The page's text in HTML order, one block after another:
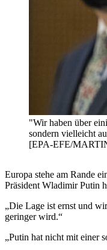
"Wir haben über
sondern vielleicht
[EPA-EFE/
Europa stehe am Rande
Präsident Wladimir Putin
„Die Lage ist ernst und
geringer wird.“
„Putin hat nicht mit einer